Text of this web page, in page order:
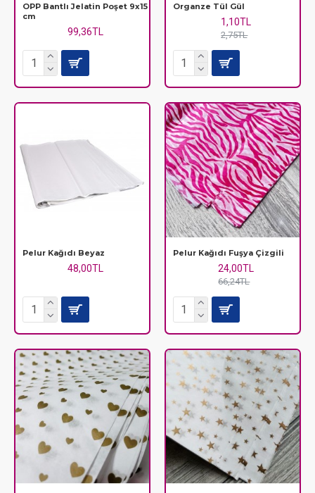
OPP Bantlı Jelatin Poşet 9x15
cm
99,36TL
Organze Tül Gül
1,10TL
2,75TL
Pelur Kağıdı Beyaz
48,00TL
Pelur Kağıdı Fuşya Çizgili
24,00TL
66,24TL